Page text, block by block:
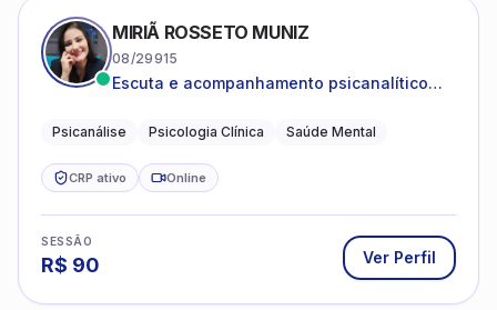
MIRIÃ ROSSETO MUNIZ
08/29915
Escuta e acompanhamento psicanalítico
Psicanálise Psicologia Clínica Saúde Mental
CRP ativo Online
SESSÃO
R$ 90 Ver Perfil